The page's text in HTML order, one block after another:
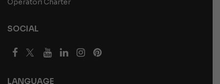
Operatori Charter
SOCIAL
LANGUAGE